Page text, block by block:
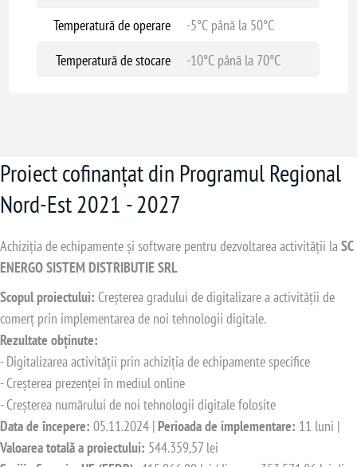
Temperatură de operare
-5°C până la 50°C
Temperatură de stocare
-10°C până la 70°C
Proiect cofinanțat din Programul Regional
Nord-Est 2021 - 2027
Achiziția de echipamente și software pentru dezvoltarea activității laSC
ENERGO SISTEM DISTRIBUTIE SRL
Scopul proiectului: Creșterea gradului de digitalizare a activității de
comerț prin implementarea de noi tehnologii digitale.
Rezultate obținute:
- Digitalizarea activității prin achiziția de echipamente specifice
- Creșterea prezenței în mediul online
- Creșterea numărului de noi tehnologii digitale folosite
Data de începere: 05.11.2024 | Perioada de implementare: 11 luni |
Valoarea totală a proiectului: 544.359,57 lei